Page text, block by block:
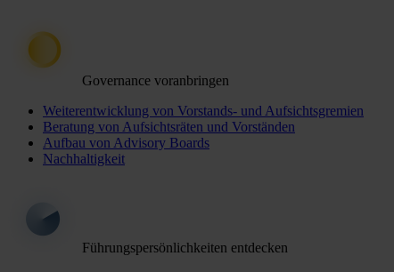
Governance voranbringen
Weiterentwicklung von Vorstands- und Aufsichtsgremien
Beratung von Aufsichtsräten und Vorständen
Aufbau von Advisory Boards
Nachhaltigkeit
Führungspersönlichkeiten entdecken